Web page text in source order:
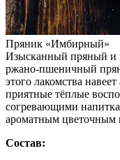
Пряник «Имбирный»
Изысканный пряный и
ржано-пшеничный
этого лакомства
приятные тёплые
согревающими
ароматным цветочным
Состав: